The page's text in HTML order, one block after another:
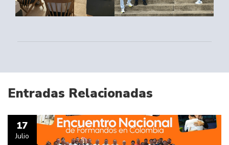
Entradas Relacionadas
17
Julio